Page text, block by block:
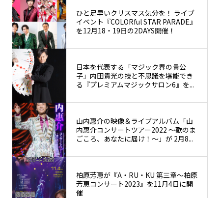
ひと足早いクリスマス気分を！ ライブ
イベント『COLORful STAR PARADE』
を12月18・19日の2DAYS開催！
日本を代表する「マジック界の貴公
子」内田貴光の技と不思議を堪能でき
る『プレミアムマジックサロン6』を...
山内惠介の映像＆ライブアルバム「山
内惠介コンサートツアー2022 ～歌のま
ごころ、あなたに届け！～」が 2月8...
柏原芳恵が『A・RU・KU 第三章～柏原
芳恵コンサート2023』を11月4日に開
催